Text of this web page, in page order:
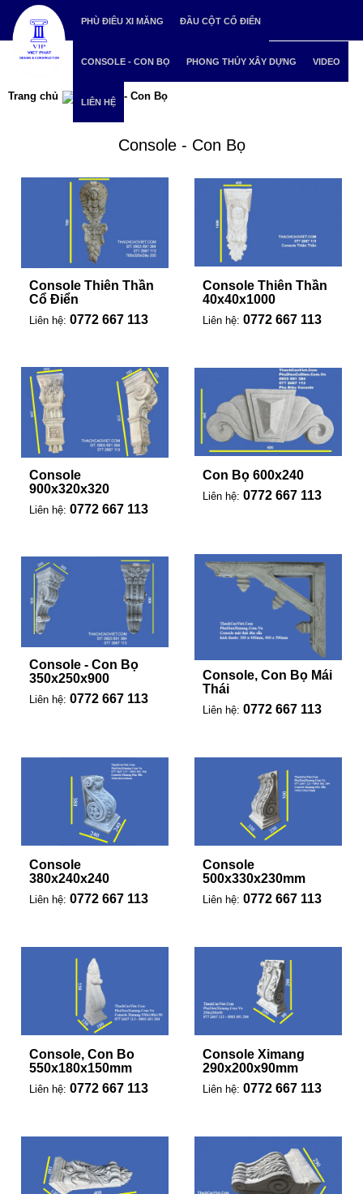
PHÙ ĐIÊU XI MĂNG ĐẦU CỘT CỔ ĐIỂN
CONSOLE - CON BỌ PHONG THỦY XÂY DỰNG VIDEO
LIÊN HỆ
Trang chủ Console - Con Bọ
Console - Con Bọ
Console Thiên Thần
Cổ Điển
Liên hệ: 0772 667 113
Console Thiên Thần
40x40x1000
Liên hệ: 0772 667 113
Console
900x320x320
Liên hệ: 0772 667 113
Con Bọ 600x240
Liên hệ: 0772 667 113
Console - Con Bọ
350x250x900
Liên hệ: 0772 667 113
Console, Con Bọ Mái
Thái
Liên hệ: 0772 667 113
Console
380x240x240
Liên hệ: 0772 667 113
Console
500x330x230mm
Liên hệ: 0772 667 113
Console, Con Bo
550x180x150mm
Liên hệ: 0772 667 113
Console Ximang
290x200x90mm
Liên hệ: 0772 667 113